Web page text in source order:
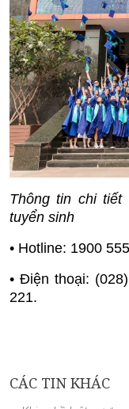
Thông tin chi
tuyển sinh
• Hotline: 1900
• Điện thoại:
221.
CÁC TIN KHÁC